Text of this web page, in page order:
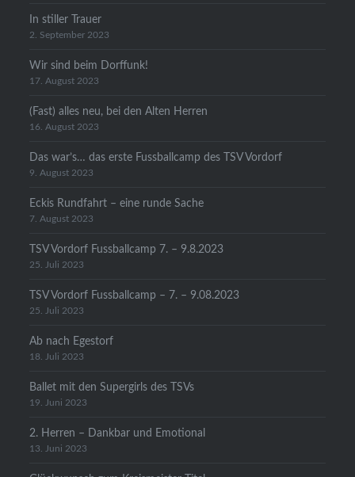
In stiller Trauer
2. September 2023
Wir sind beim Dorffunk!
17. August 2023
(Fast) alles neu, bei den Alten Herren
16. August 2023
Das war’s… das erste Fussballcamp des TSV Vordorf
9. August 2023
Eckis Rundfahrt – eine runde Sache
7. August 2023
TSV Vordorf Fussballcamp 7. – 9.8.2023
25. Juli 2023
TSV Vordorf Fussballcamp – 7. – 9.08.2023
25. Juli 2023
Ab nach Egestorf
18. Juli 2023
Ballet mit den Supergirls des TSVs
19. Juni 2023
2. Herren – Dankbar und Emotional
13. Juni 2023